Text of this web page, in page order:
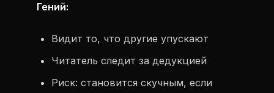
Гений:
Видит то, что другие упускают
Читатель следит за дедукцией
Риск: становится скучным, если